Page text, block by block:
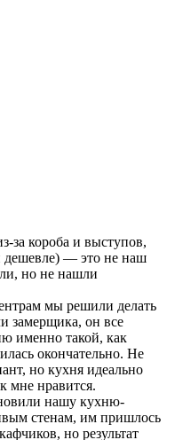
за короба и выступов,
дешевле) — это не наш
но не нашли
мы решили делать
замерщика, он все
именно такой, как
окончательно. Не
но кухня идеально
мне нравится.
нашу кухню-
стенам, им пришлось
но результат